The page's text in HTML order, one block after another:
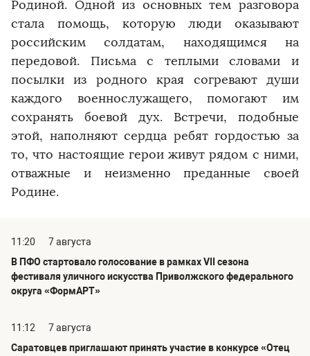
Родиной. Одной из основных тем разговора
стала помощь, которую люди оказывают
российским солдатам, находящимся на
передовой. Письма с теплыми словами и
посылки из родного края согревают души
каждого военнослужащего, помогают им
сохранять боевой дух. Встречи, подобные
этой, наполняют сердца ребят гордостью за
то, что настоящие герои живут рядом с ними,
отважные и неизменно преданные своей
Родине.
11:20
7 августа
В ПФО стартовало голосование в рамках VII сезона
фестиваля уличного искусства Приволжского федерального
округа «ФормАРТ»
11:12
7 августа
Саратовцев приглашают принять участие в конкурсе «Отец